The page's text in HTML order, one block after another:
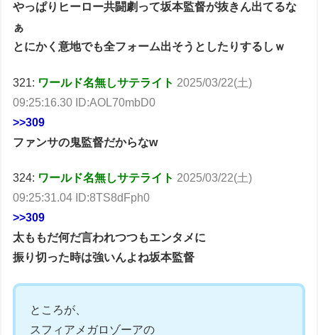
やっぱりヒーロー共闘劇って坂本監督が抜きん出てるな
ぁ
とにかく意地でも全フォーム出そうとしたりするしｗ
321: ワールド名無しサテライト 2025/03/22(土)
09:25:16.30 ID:AOL70mbD0
>>309
ファンサの鬼監督だからなw
324: ワールド名無しサテライト 2025/03/22(土)
09:25:31.04 ID:8TS8dFph0
>>309
太ももだ何だ言われつつもエンタメに
振り切った時は強いんよね坂本監督
ところが、
スフィアメガロゾーアの